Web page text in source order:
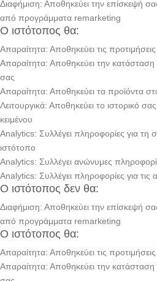
Διαφήμιση: Αποθηκεύει την επίσκεψή
από προγράμματα remarketing
Ο ιστότοπος θα:
Απαραίτητα: Αποθηκεύει τις
Απαραίτητα: Αποθηκεύει την
σας
Απαραίτητα: Αποθηκεύει τα προϊόντα
Λειτουργικά: Αποθηκεύει το ιστορικό
κειμένου
Analytics: Συλλέγει πληροφορίες για τη
ιστότοπο
Analytics: Συλλέγει ανώνυμες
Analytics: Συλλέγει πληροφορίες για τις
Ο ιστότοπος δεν θα:
Διαφήμιση: Αποθηκεύει την επίσκεψή
από προγράμματα remarketing
Ο ιστότοπος θα:
Απαραίτητα: Αποθηκεύει τις
Απαραίτητα: Αποθηκεύει την